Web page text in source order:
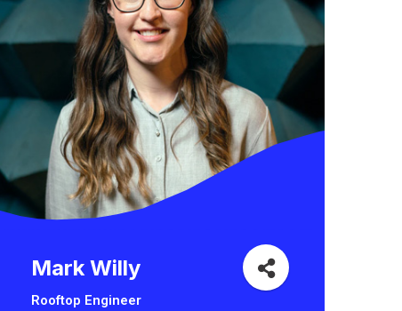
Mark Willy
Rooftop Engineer